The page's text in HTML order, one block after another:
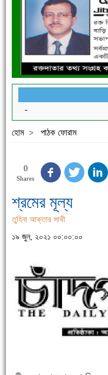
হোম > পাঠক ফোরাম
0
Shares
শ্রমের মূল্য
তুহিনা আক্তার সাথী
১৯ জুন, ২০২১ ০০:০০:০০